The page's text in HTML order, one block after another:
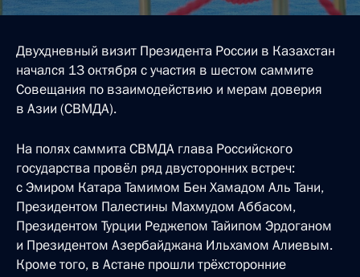
Двухдневный визит Президента России в Казахстан
начался 13 октября с участия в шестом саммите
Совещания по взаимодействию и мерам доверия
в Азии (СВМДА).
На полях саммита СВМДА глава Российского
государства провёл ряд двусторонних встреч:
с Эмиром Катара Тамимом Бен Хамадом Аль Тани,
Президентом Палестины Махмудом Аббасом,
Президентом Турции Реджепом Тайипом Эрдоганом
и Президентом Азербайджана Ильхамом Алиевым.
Кроме того, в Астане прошли трёхсторонние